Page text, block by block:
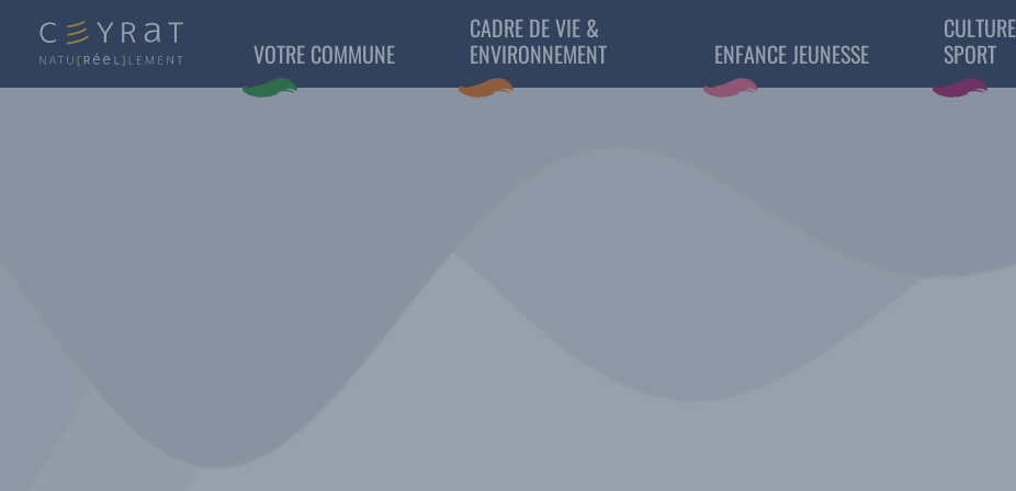
VOTRE COMMUNE
CADRE DE VIE &
ENVIRONNEMENT
ENFANCE JEUNESSE
SPORT